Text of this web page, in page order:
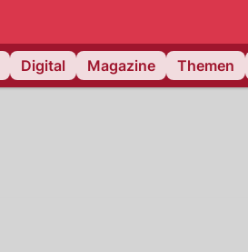
Digital Magazine Themen